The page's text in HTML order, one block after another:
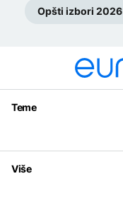
Opšti izbori 2026
Teme
Svijet
Magazin
Više